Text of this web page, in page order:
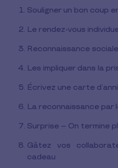
Souligner un bon coup
Le rendez-vous
Reconnaissance sociale
Les impliquer dans la
Écrivez une carte
La reconnaissance par
Surprise – On termine
Gâtez vos
cadeau